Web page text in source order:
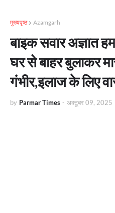
मुख्यपृष्ठ Azamgarh
बाइक सवार अज्ञात
घर से बाहर बुलाकर
गंभीर,इलाज के लिए
by Parmar Times - अक्टूबर 09, 2025